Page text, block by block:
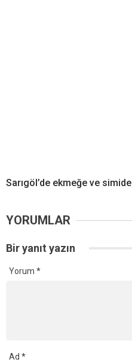
Sarıgöl’de ekmeğe ve
YORUMLAR
Bir yanıt yazın
Yorum *
Ad *